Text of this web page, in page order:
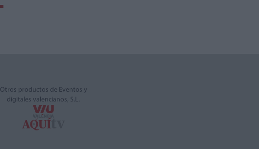
Otros productos de Eventos y
digitales valencianos, S.L.